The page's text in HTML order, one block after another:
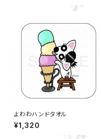
よわわハンドタオル
¥1,320